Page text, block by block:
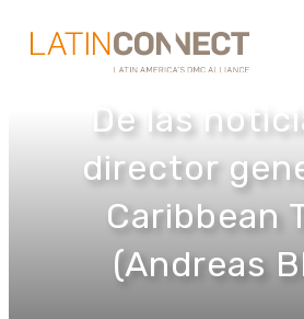
De las
director
Caribbean
(Andreas